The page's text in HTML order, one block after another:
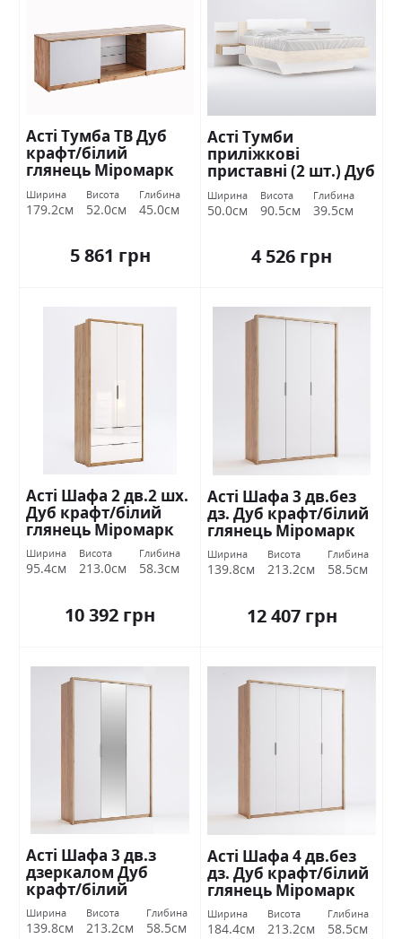
Асті Тумба ТВ Дуб
крафт/білий
глянець Міромарк
Ширина
179.2см
Висота
52.0см
Глибина
45.0см
5 861 грн
Асті Тумби
приліжкові
приставні (2 шт.) Дуб
крафт/білий
глянець Міромарк
Ширина
50.0см
Висота
90.5см
Глибина
39.5см
4 526 грн
Асті Шафа 2 дв.2 шх.
Дуб крафт/білий
глянець Міромарк
Ширина
95.4см
Висота
213.0см
Глибина
58.3см
10 392 грн
Асті Шафа 3 дв.без
дз. Дуб крафт/білий
глянець Міромарк
Ширина
139.8см
Висота
213.2см
Глибина
58.5см
12 407 грн
Асті Шафа 3 дв.з
дзеркалом Дуб
крафт/білий
глянець Міромарк
Ширина
139.8см
Висота
213.2см
Глибина
58.5см
Асті Шафа 4 дв.без
дз. Дуб крафт/білий
глянець Міромарк
Ширина
184.4см
Висота
213.2см
Глибина
58.5см